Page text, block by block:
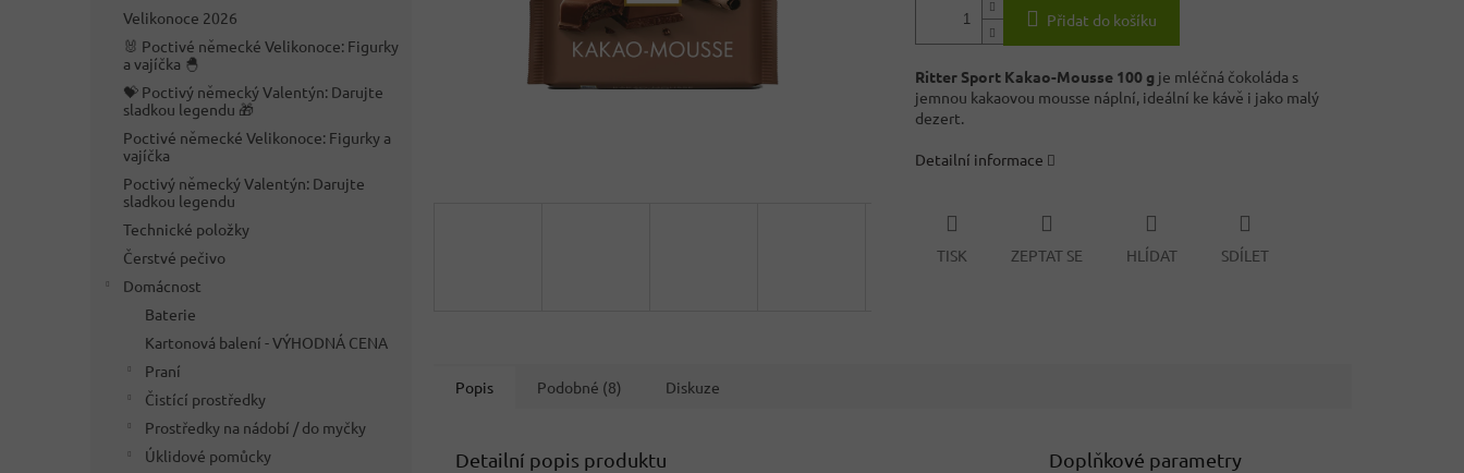
Velikonoce 2026
🐰 Poctivé německé Velikonoce: Figurky
a vajíčka 🐣
💝 Poctivý německý Valentýn: Darujte
sladkou legendu 🎁
Poctivé německé Velikonoce: Figurky a
vajíčka
Poctivý německý Valentýn: Darujte
sladkou legendu
Technické položky
Čerstvé pečivo
Domácnost
Baterie
Kartonová balení - VÝHODNÁ CENA
Praní
Čistící prostředky
Prostředky na nádobí / do myčky
Úklidové pomůcky
Přidat do košíku
Ritter Sport Kakao-Mousse 100 g je mléčná čokoláda s
jemnou kakaovou mousse náplní, ideální ke kávě i jako malý
dezert.
Detailní informace
TISK ZEPTAT SE HLÍDAT SDÍLET
Popis Podobné (8) Diskuze
Detailní popis produktu Doplňkové parametry